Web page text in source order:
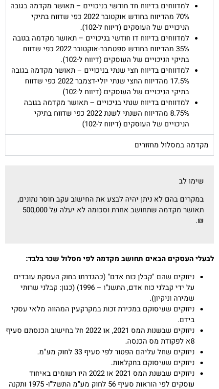
למדווחים בדיווח חד חודשי בניכויים – תאושר מקדמה בגובה
70% מהדיווח בחודש אוקטובר 2022 כפי שדווח בתיקי
הניכויים של העוסקים (דיווח ל-102).
למדווחים בדיווח דו חודשי בניכויים – תאושר מקדמה בגובה
35% מהדיווח בחודש ספטמבר-אוקטובר 2022 כפי שדווח
בתיקי הניכויים של העוסקים (דיווח ל-102).
למדווחים בדיווח חצי שנתי בניכויים – תאושר מקדמה בגובה
17.5% מהדיווח החצי שנתי יולי-דצמבר 2022 כפי שדווח
בתיקי הניכויים של העוסקים (דיווח ל-102)
למדווחים בדיווח שנתי בניכויים – תאושר מקדמה בגובה
8.75% מהדיווח השנתי לשנת 2022 כפי שדווח בתיקי
הניכויים של העוסקים (דיווח ל-102)
מקדמה במסלול מחזורים
שימו לב
במקרים בהם לא ניתן יהיה לבצע את החישוב עקב חוסר נתונים,
תאושר מקדמה שתחושב אחרת וסכומה לא יעלה על 500,000
₪.
לבעלי העסקים הבאים תחושב מקדמה לפי מסלול שכר בלבד:
ניזוקים שהם "קבלן כוח אדם" (כהגדרתו בחוק העסקת עובדים
על ידי קבלני כוח אדם, התשנ"ו – 1996) (כגון: קבלני שרותי
שמירה וניקיון).
ניזוקים שעיסוקם במכירת זכות במקרקעין המהווה מלאי עסקי
בידם.
ניזוקים שבשנות המס 2021, או 2022 חל בחישוב הכנסתם סעיף
8א לפקודת מס הכנסה.
ניזוקים שחל עליהם הפטור לפי סעיף 33 לחוק מע"מ.
ניזוקים שעיסוקם בחקלאות.
ניזוקים שבשנת המס 2021 או 2022 היו רשומים באיחוד
עוסקים לפי הוראות סעיף 56 לחוק מע"מ התשל"ו- 1975 ותקנה